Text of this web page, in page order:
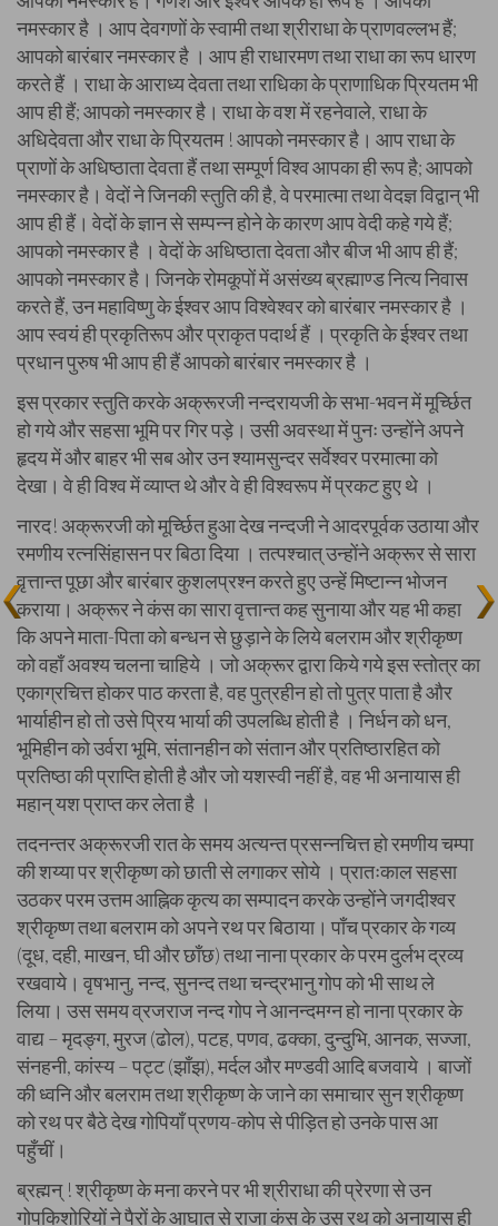
नमस्कार है । आप देवगणों के स्वामी तथा श्रीराधा के प्राणवल्लभ हैं;
आपको बारंबार नमस्कार है । आप ही राधारमण तथा राधा का रूप धारण
करते हैं । राधा के आराध्य देवता तथा राधिका के प्राणाधिक प्रियतम भी
आप ही हैं; आपको नमस्कार है। राधा के वश में रहनेवाले, राधा के
अधिदेवता और राधा के प्रियतम ! आपको नमस्कार है। आप राधा के
प्राणों के अधिष्ठाता देवता हैं तथा सम्पूर्ण विश्व आपका ही रूप है; आपको
नमस्कार है। वेदों ने जिनकी स्तुति की है, वे परमात्मा तथा वेदज्ञ विद्वान् भी
आप ही हैं। वेदों के ज्ञान से सम्पन्न होने के कारण आप वेदी कहे गये हैं;
आपको नमस्कार है । वेदों के अधिष्ठाता देवता और बीज भी आप ही हैं;
आपको नमस्कार है। जिनके रोमकूपों में असंख्य ब्रह्माण्ड नित्य निवास
करते हैं, उन महाविष्णु के ईश्वर आप विश्वेश्वर को बारंबार नमस्कार है ।
आप स्वयं ही प्रकृतिरूप और प्राकृत पदार्थ हैं । प्रकृति के ईश्वर तथा
प्रधान पुरुष भी आप ही हैं आपको बारंबार नमस्कार है ।
इस प्रकार स्तुति करके अक्रूरजी नन्दरायजी के सभा-भवन में मूर्च्छित
हो गये और सहसा भूमि पर गिर पड़े। उसी अवस्था में पुनः उन्होंने अपने
हृदय में और बाहर भी सब ओर उन श्यामसुन्दर सर्वेश्वर परमात्मा को
देखा। वे ही विश्व में व्याप्त थे और वे ही विश्वरूप में प्रकट हुए थे ।
नारद! अक्रूरजी को मूर्च्छित हुआ देख नन्दजी ने आदरपूर्वक उठाया और
रमणीय रत्नसिंहासन पर बिठा दिया । तत्पश्चात् उन्होंने अक्रूर से सारा
वृत्तान्त पूछा और बारंबार कुशलप्रश्न करते हुए उन्हें मिष्टान्न भोजन
कराया। अक्रूर ने कंस का सारा वृत्तान्त कह सुनाया और यह भी कहा
कि अपने माता-पिता को बन्धन से छुड़ाने के लिये बलराम और श्रीकृष्ण
को वहाँ अवश्य चलना चाहिये । जो अक्रूर द्वारा किये गये इस स्तोत्र का
एकाग्रचित्त होकर पाठ करता है, वह पुत्रहीन हो तो पुत्र पाता है और
भार्याहीन हो तो उसे प्रिय भार्या की उपलब्धि होती है । निर्धन को धन,
भूमिहीन को उर्वरा भूमि, संतानहीन को संतान और प्रतिष्ठारहित को
प्रतिष्ठा की प्राप्ति होती है और जो यशस्वी नहीं है, वह भी अनायास ही
महान् यश प्राप्त कर लेता है ।
तदनन्तर अक्रूरजी रात के समय अत्यन्त प्रसन्नचित्त हो रमणीय चम्पा
की शय्या पर श्रीकृष्ण को छाती से लगाकर सोये । प्रातःकाल सहसा
उठकर परम उत्तम आह्निक कृत्य का सम्पादन करके उन्होंने जगदीश्वर
श्रीकृष्ण तथा बलराम को अपने रथ पर बिठाया। पाँच प्रकार के गव्य
(दूध, दही, माखन, घी और छाँछ) तथा नाना प्रकार के परम दुर्लभ द्रव्य
रखवाये। वृषभानु, नन्द, सुनन्द तथा चन्द्रभानु गोप को भी साथ ले
लिया। उस समय व्रजराज नन्द गोप ने आनन्दमग्न हो नाना प्रकार के
वाद्य – मृदङ्ग, मुरज (ढोल), पटह, पणव, ढक्का, दुन्दुभि, आनक, सज्जा,
संनहनी, कांस्य – पट्ट (झाँझ), मर्दल और मण्डवी आदि बजवाये । बाजों
की ध्वनि और बलराम तथा श्रीकृष्ण के जाने का समाचार सुन श्रीकृष्ण
को रथ पर बैठे देख गोपियाँ प्रणय-कोप से पीड़ित हो उनके पास आ
पहुँचीं।
ब्रह्मन् ! श्रीकृष्ण के मना करने पर भी श्रीराधा की प्रेरणा से उन
गोपकिशोरियों ने पैरों के आघात से राजा कंस के उस रथ को अनायास ही